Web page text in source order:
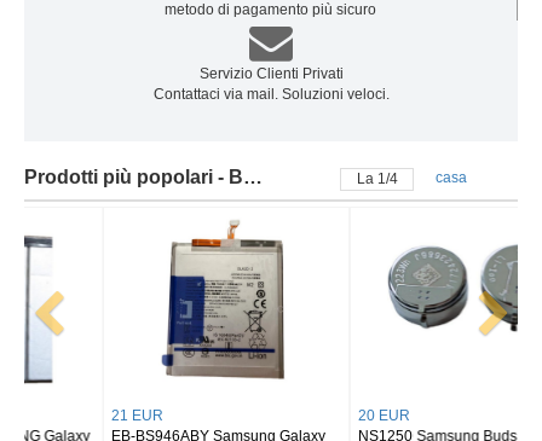
metodo di pagamento più sicuro
Servizio Clienti Privati
Contattaci via mail. Soluzioni veloci.
Prodotti più popolari - Batteria samsung La 2/4 casa
EB-BS946ABY Samsung Galaxy
NS1250 Samsung Buds 2/ buds 2